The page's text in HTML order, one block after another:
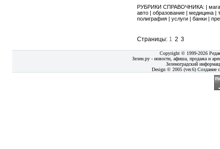
РУБРИКИ СПРАВОЧНИКА: |
авто
образование медицина
полиграфия
услуги банки
Страницы: 1 2 3
Copyright © 1999-2026
Зелен.ру - новости, афиша, продажа и
Зеленоградский
Design © 2005 (ver.6) Создание